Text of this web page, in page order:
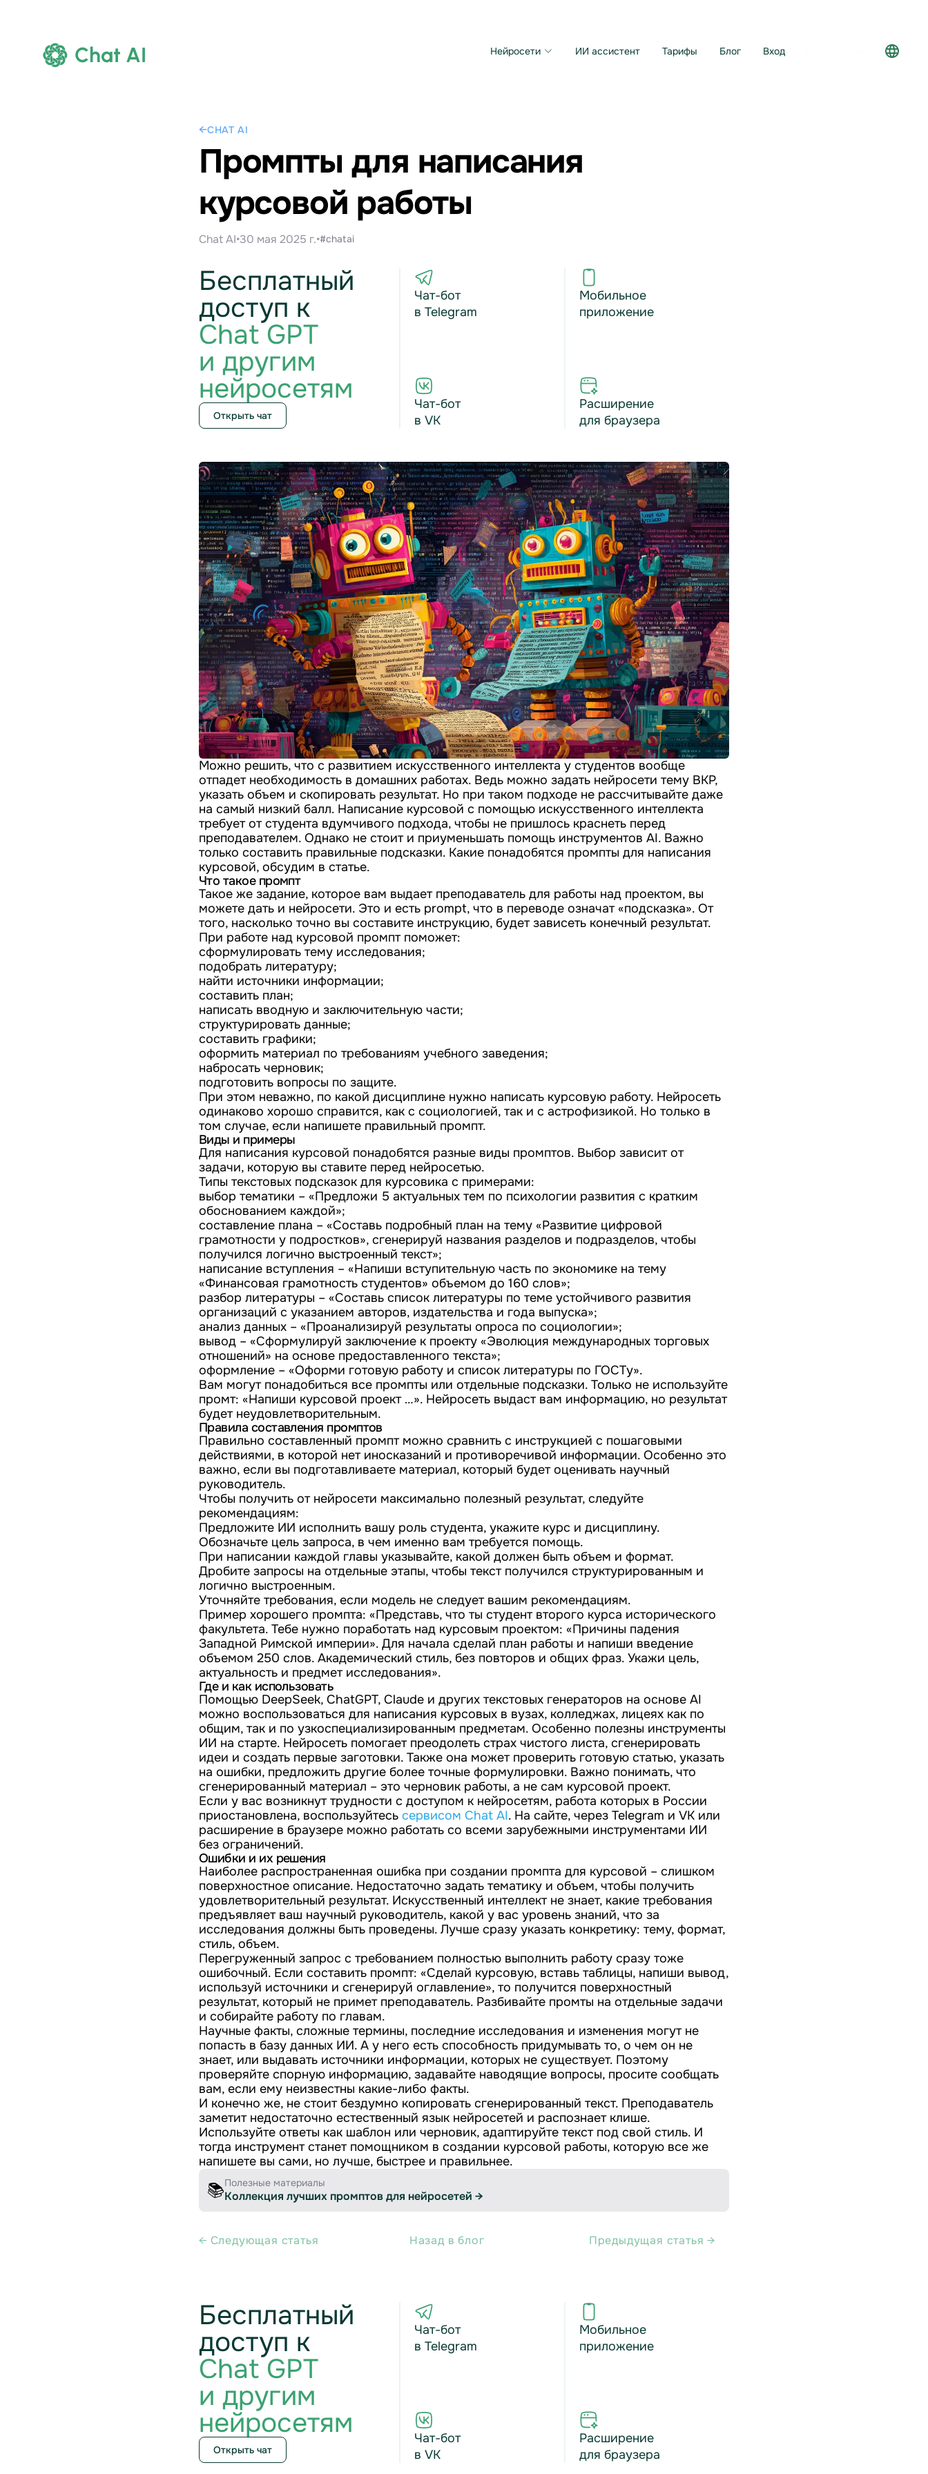
Chat AI Нейросети ИИ ассистент Тарифы Блог Вход
←CHAT AI
Промпты для написания
курсовой работы
Chat AI•30 мая 2025 г.•#chatai
Бесплатный
доступ к
Chat GPT
и другим
нейросетям
Открыть чат
Чат-бот
в Telegram
Чат-бот
в VK
Мобильное
приложение
Расширение
для браузера
Можно решить, что с развитием искусственного интеллекта у студентов вообще
отпадет необходимость в домашних работах. Ведь можно задать нейросети тему ВКР,
указать объем и скопировать результат. Но при таком подходе не рассчитывайте даже
на самый низкий балл. Написание курсовой с помощью искусственного интеллекта
требует от студента вдумчивого подхода, чтобы не пришлось краснеть перед
преподавателем. Однако не стоит и приуменьшать помощь инструментов AI. Важно
только составить правильные подсказки. Какие понадобятся промпты для написания
курсовой, обсудим в статье.
Что такое промпт
Такое же задание, которое вам выдает преподаватель для работы над проектом, вы
можете дать и нейросети. Это и есть prompt, что в переводе означат «подсказка». От
того, насколько точно вы составите инструкцию, будет зависеть конечный результат.
При работе над курсовой промпт поможет:
сформулировать тему исследования;
подобрать литературу;
найти источники информации;
составить план;
написать вводную и заключительную части;
структурировать данные;
составить графики;
оформить материал по требованиям учебного заведения;
набросать черновик;
подготовить вопросы по защите.
При этом неважно, по какой дисциплине нужно написать курсовую работу. Нейросеть
одинаково хорошо справится, как с социологией, так и с астрофизикой. Но только в
том случае, если напишете правильный промпт.
Виды и примеры
Для написания курсовой понадобятся разные виды промптов. Выбор зависит от
задачи, которую вы ставите перед нейросетью.
Типы текстовых подсказок для курсовика с примерами:
выбор тематики – «Предложи 5 актуальных тем по психологии развития с кратким
обоснованием каждой»;
составление плана – «Составь подробный план на тему «Развитие цифровой
грамотности у подростков», сгенерируй названия разделов и подразделов, чтобы
получился логично выстроенный текст»;
написание вступления – «Напиши вступительную часть по экономике на тему
«Финансовая грамотность студентов» объемом до 160 слов»;
разбор литературы – «Составь список литературы по теме устойчивого развития
организаций с указанием авторов, издательства и года выпуска»;
анализ данных – «Проанализируй результаты опроса по социологии»;
вывод – «Сформулируй заключение к проекту «Эволюция международных торговых
отношений» на основе предоставленного текста»;
оформление – «Оформи готовую работу и список литературы по ГОСТу».
Вам могут понадобиться все промпты или отдельные подсказки. Только не используйте
промт: «Напиши курсовой проект …». Нейросеть выдаст вам информацию, но результат
будет неудовлетворительным.
Правила составления промптов
Правильно составленный промпт можно сравнить с инструкцией с пошаговыми
действиями, в которой нет иносказаний и противоречивой информации. Особенно это
важно, если вы подготавливаете материал, который будет оценивать научный
руководитель.
Чтобы получить от нейросети максимально полезный результат, следуйте
рекомендациям:
Предложите ИИ исполнить вашу роль студента, укажите курс и дисциплину.
Обозначьте цель запроса, в чем именно вам требуется помощь.
При написании каждой главы указывайте, какой должен быть объем и формат.
Дробите запросы на отдельные этапы, чтобы текст получился структурированным и
логично выстроенным.
Уточняйте требования, если модель не следует вашим рекомендациям.
Пример хорошего промпта: «Представь, что ты студент второго курса исторического
факультета. Тебе нужно поработать над курсовым проектом: «Причины падения
Западной Римской империи». Для начала сделай план работы и напиши введение
объемом 250 слов. Академический стиль, без повторов и общих фраз. Укажи цель,
актуальность и предмет исследования».
Где и как использовать
Помощью DeepSeek, ChatGPT, Claude и других текстовых генераторов на основе AI
можно воспользоваться для написания курсовых в вузах, колледжах, лицеях как по
общим, так и по узкоспециализированным предметам. Особенно полезны инструменты
ИИ на старте. Нейросеть помогает преодолеть страх чистого листа, сгенерировать
идеи и создать первые заготовки. Также она может проверить готовую статью, указать
на ошибки, предложить другие более точные формулировки. Важно понимать, что
сгенерированный материал – это черновик работы, а не сам курсовой проект.
Если у вас возникнут трудности с доступом к нейросетям, работа которых в России
приостановлена, воспользуйтесь сервисом Chat AI. На сайте, через Telegram и VK или
расширение в браузере можно работать со всеми зарубежными инструментами ИИ
без ограничений.
Ошибки и их решения
Наиболее распространенная ошибка при создании промпта для курсовой – слишком
поверхностное описание. Недостаточно задать тематику и объем, чтобы получить
удовлетворительный результат. Искусственный интеллект не знает, какие требования
предъявляет ваш научный руководитель, какой у вас уровень знаний, что за
исследования должны быть проведены. Лучше сразу указать конкретику: тему, формат,
стиль, объем.
Перегруженный запрос с требованием полностью выполнить работу сразу тоже
ошибочный. Если составить промпт: «Сделай курсовую, вставь таблицы, напиши вывод,
используй источники и сгенерируй оглавление», то получится поверхностный
результат, который не примет преподаватель. Разбивайте промты на отдельные задачи
и собирайте работу по главам.
Научные факты, сложные термины, последние исследования и изменения могут не
попасть в базу данных ИИ. А у него есть способность придумывать то, о чем он не
знает, или выдавать источники информации, которых не существует. Поэтому
проверяйте спорную информацию, задавайте наводящие вопросы, просите сообщать
вам, если ему неизвестны какие-либо факты.
И конечно же, не стоит бездумно копировать сгенерированный текст. Преподаватель
заметит недостаточно естественный язык нейросетей и распознает клише.
Используйте ответы как шаблон или черновик, адаптируйте текст под свой стиль. И
тогда инструмент станет помощником в создании курсовой работы, которую все же
напишете вы сами, но лучше, быстрее и правильнее.
📚Полезные материалы
Коллекция лучших промптов для нейросетей →
← Cледующая статья Назад в блог Предыдущая статья →
Бесплатный
доступ к
Chat GPT
и другим
нейросетям
Открыть чат
Чат-бот
в Telegram
Чат-бот
в VK
Мобильное
приложение
Расширение
для браузера